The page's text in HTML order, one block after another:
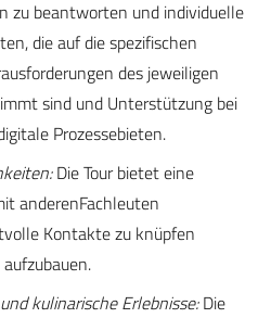
zu beantworten und individuelle
die auf die spezifischen
des jeweiligen
sind und Unterstützung bei
Prozessebieten.
Die Tour bietet eine
anderenFachleuten
Kontakte zu knüpfen
kulinarische Erlebnisse:Die